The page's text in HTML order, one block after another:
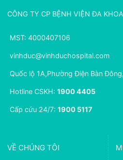
CÔNG TY CP BỆNH VIỆN ĐA
MST: 4000407106
vinhduc@vinhduchospital.com
Quốc lộ 1A,Phường Điện Bàn
Hotline CSKH: 1900 4405
Cấp cứu 24/7: 1900 5117
VỀ CHÚNG TÔI